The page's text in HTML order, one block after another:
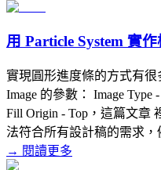
用 Particle System 實
實現圓形進度條的方式有
Image 的參數： Image Type
Fill Origin - Top，這篇文章
法符合所有設計稿的需求
→ 閱讀更多